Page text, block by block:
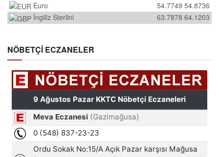
Euro
54.8736
54.7749
İngiliz Sterlini
64.1203
63.7878
NÖBETÇİ ECZANELER